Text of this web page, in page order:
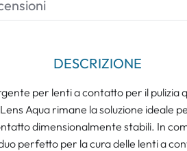
DESCRIZIONE
per lenti a contatto per il pulizia
Aqua rimane la soluzione ideale
dimensionalmente stabili. In
perfetto per la cura delle lenti a